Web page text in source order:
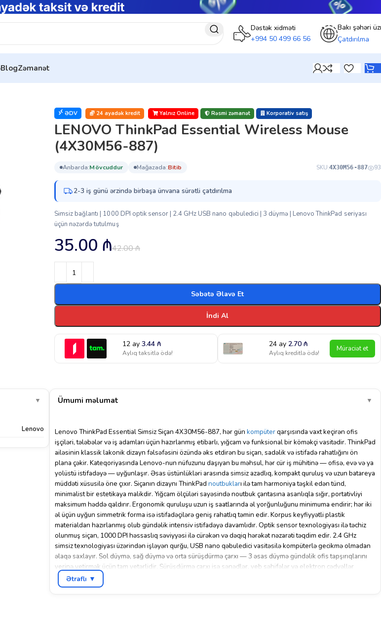
Dəstək xidməti
+994 50 499 66 56
Bakı şəhəri
Çatdırılma
BlogZəmanət
ƏDV 24 ayadək kredit Yalnız Online Rəsmi zəmanət Korporativ satış
LENOVO ThinkPad Essential Wireless Mouse
(4X30M56-887)
anbarda: mövcuddur mağazada: bi̇ti̇b SKU:4X30M56-887 93
2-3 iş günü ərzində birbaşa ünvana sürətli çatdırılma
Simsiz bağlantı | 1000 DPI optik sensor | 2.4 GHz USB nano qəbuledici | 3 düymə | Lenovo ThinkPad seriyası
üçün nəzərdə tutulmuş
42.00₼
35.00 ₼
Səbətə Əlavə Et
İndi Al
12 ay3.44₼
Aylıq taksitlə ödə!
24 ay2.70₼
Aylıq kreditlə ödə! Müraciət et
▼
Lenovo
Ümumi məlumat ▼
Lenovo ThinkPad Essential Simsiz Siçan 4X30M56-887, hər gün kompüterqarşısında vaxt keçirən ofis
işçiləri, tələbələr və iş adamları üçün hazırlanmış etibarlı, yığcam və funksional bir köməkçi vasitədir. ThinkPad
ailəsinin klassik lakonik dizayn fəlsəfəsini özündə əks etdirən bu siçan, sadəlik və istifadə rahatlığını ön
plana çəkir. Kateqoriyasında Lenovo-nun nüfuzunu daşıyan bu məhsul, hər cür iş mühitinə — ofisə, evə və ya
yolüstü istifadəyə — uyğunlaşır. Əsas üstünlükləri arasında simsiz azadlıq, kompakt quruluş və uzun batareya
müddəti xüsusilə öne çıxır. Siçanın dizaynı ThinkPad noutbukları ilə tam harmoniya təşkil edən tünd,
minimalist bir estetikaya malikdir. Yığcam ölçüləri sayəsində noutbuk çantasına asanlıqla sığır, portativliyi
maksimum həddə qaldırır. Ergonomik quruluşu uzun iş saatlarında əl yorğunluğunu minimuma endirir; hər iki
əl üçün uyğun simmetrik forma isə istifadəçilərə geniş rahatlıq təmin edir. Korpus keyfiyyətli plastik
materialdan hazırlanmış olub gündəlik intensiv istifadəyə davamlıdır. Optik sensor texnologiyası ilə təchiz
olunmuş siçan, 1000 DPI həssaslıq səviyyəsi ilə cürəkən və dəqiq hərəkət nəzarəti təqdim edir. 2.4 GHz
simsiz texnologiyası üzərindən işləyən qurğu, USB nano qəbuledici vasitəsilə kompüterlə gecikmə olmadan
əlaqə saxlayır. Sol düymə, sağ düymə və orta sürüşdürmə çarxı — 3 əsas düymə gündəlik ofis tapşırıqlarını
yerinə yetirmək üçün tam yetərlidir. Sürüşdürmə çarxı isə sənədlər, veb səhifələr və elektron cədvəllər
arasında rahat naviqasiya imkanı yaradır. Bu siçan xüsusilə ofis mühitində sənəd hazırlayan, elektron poçt
yazışmaları aparan və internet üzərində araşdırma aparan mütəxəssislər üçün ideal seçimdir. Tələbələr
Ətraflı ▼